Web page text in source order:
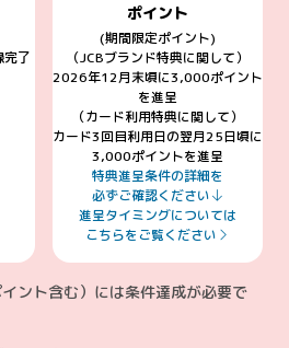
完了
ポイント
(期間限定ポイント)
（JCBブランド特典に関して）
2026年12月末頃に3,000ポイント
を進呈
（カード利用特典に関して）
カード3回目利用日の翌月25日頃に
3,000ポイントを進呈
特典進呈条件の詳細を
必ずご確認ください
進呈タイミングについては
こちらをご覧ください
ント含む）には条件達成が必要で